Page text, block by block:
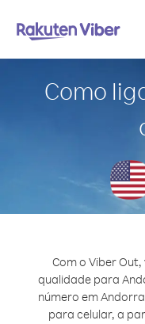
Como
Com o Viber
qualidade para
número em
para celular, a